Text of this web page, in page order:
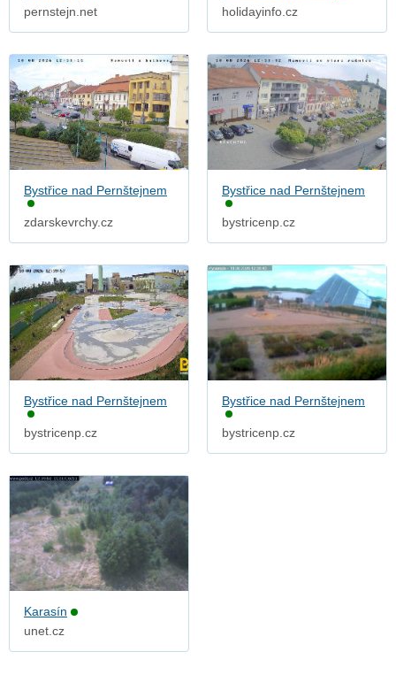
pernstejn.net
holidayinfo.cz
Bystřice nad Pernštejnem
zdarskevrchy.cz
Bystřice nad Pernštejnem
bystricenp.cz
Bystřice nad Pernštejnem
bystricenp.cz
Bystřice nad Pernštejnem
bystricenp.cz
Karasín
unet.cz